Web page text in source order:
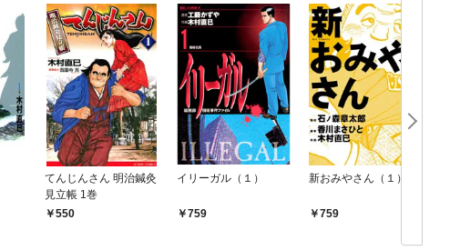
てんじんさん 明治鍼灸
見立帳 1巻
550
イリーガル（１）
759
新おみやさん（１）
759